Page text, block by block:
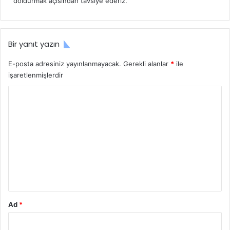
Bir yanıt yazın
E-posta adresiniz yayınlanmayacak. Gerekli alanlar * ile
işaretlenmişlerdir
Ad *